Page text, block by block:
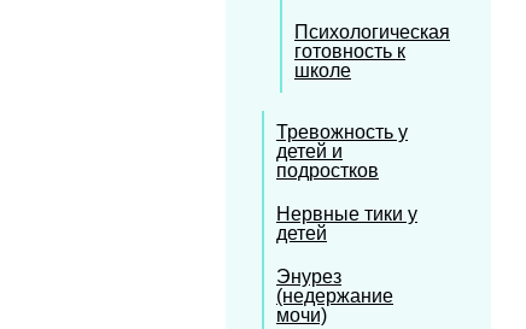
Психологическая
готовность к
школе
Тревожность у
детей и
подростков
Нервные тики у
детей
Энурез
(недержание
мочи)